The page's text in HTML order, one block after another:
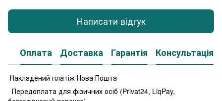
Написати відгук
Оплата Доставка Гарантія Консультація
Накладений платіж Нова Пошта
Передоплата для фізичних осіб (Privat24, LiqPay,